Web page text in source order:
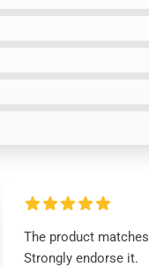
The product
Strongly endorse it.